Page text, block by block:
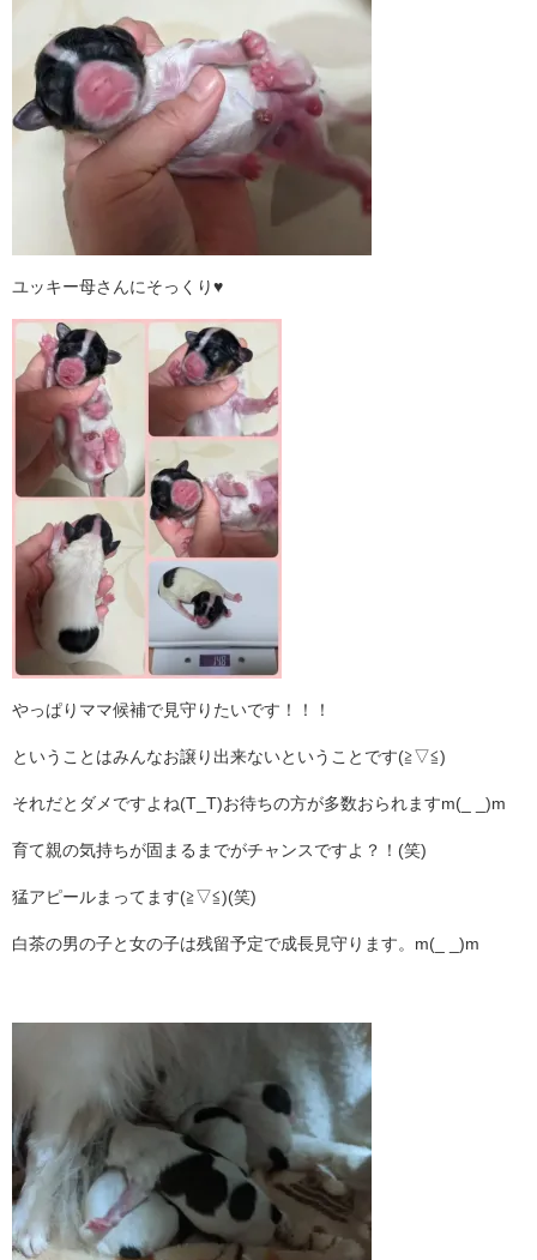
ユッキー母さんにそっくり♥
やっぱりママ候補で見守りたいです！！！
ということはみんなお譲り出来ないということです(≧▽≦)
それだとダメですよね(T_T)お待ちの方が多数おられますm(_ _)m
育て親の気持ちが固まるまでがチャンスですよ？！(笑)
猛アピールまってます(≧▽≦)(笑)
白茶の男の子と女の子は残留予定で成長見守ります。m(_ _)m